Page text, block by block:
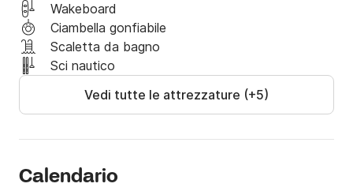
Wakeboard
Ciambella gonfiabile
Scaletta da bagno
Sci nautico
Vedi tutte le attrezzature (+5)
Calendario